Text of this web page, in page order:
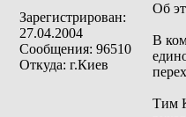
Зарегистрирован:
27.04.2004
Сообщения: 96510
Откуда: г.Киев
Об
В
Тим